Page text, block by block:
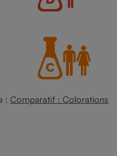
: Comparatif : Colorations
bouteille
Assurance emprunteur
Mutuelle